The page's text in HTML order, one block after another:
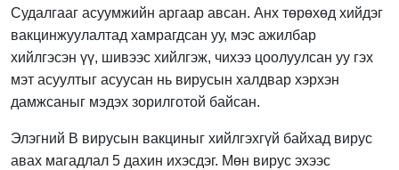
Судалгааг асуумжийн аргаар авсан. Анх төрөхөд хийдэг
вакцинжуулалтад хамрагдсан уу, мэс ажилбар
хийлгэсэн үү, шивээс хийлгэж, чихээ цоолуулсан уу гэх
мэт асуултыг асуусан нь вирусын халдвар хэрхэн
дамжсаныг мэдэх зорилготой байсан.
Элэгний В вирусын вакциныг хийлгэхгүй байхад вирус
авах магадлал 5 дахин ихэсдэг. Мөн вирус эхээс